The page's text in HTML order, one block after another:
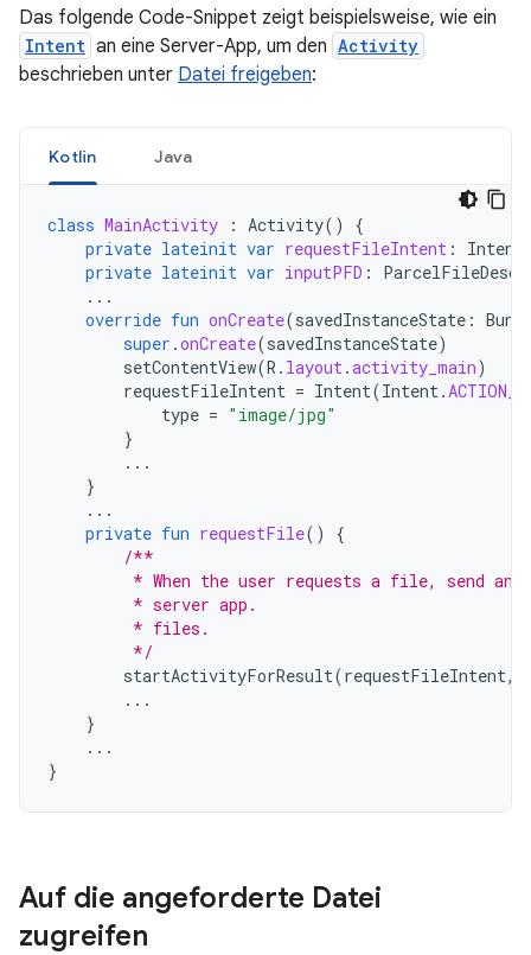
Das folgende Code-Snippet zeigt beispielsweise, wie ein
Intent an eine Server-App, um den Activity
beschrieben unter Datei freigeben:
Kotlin Java
class MainActivity : Activity()
{
private lateinit var requestFileIntent :
Intent
private lateinit var inputPFD :
...
override fun onCreate(savedInstanceState :
super .onCreate(savedInstanceState)
setContentView(R . layout.activity_main)
requestFileIntent = Intent(Intent.
type = "image/jpg"
}
...
}
...
private fun requestFile()
{
/**
* When the user requests a file, send an
         * server app.
         * files.
         */
startActivityForResult(requestFileIntent,
...
}
...
}
Auf die angeforderte Datei
zugreifen